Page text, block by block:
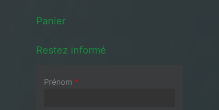
Panier
Restez informé
Prénom *